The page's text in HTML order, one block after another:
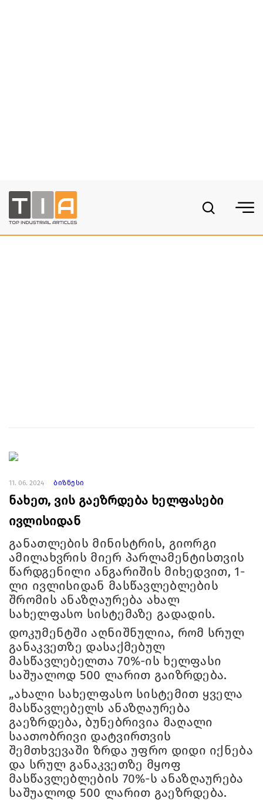
11. 06. 2024 ბიზნესი
ნახეთ, ვის გაეზრდება ხელფასები
ივლისიდან
განათლების მინისტრის, გიორგი
ამილახვრის მიერ პარლამენტისთვის
წარდგენილი ანგარიშის მიხედვით, 1-
ლი ივლისიდან მასწავლებლების
შრომის ანაზღაურება ახალ
სახელფასო სისტემაზე გადადის.
დოკუმენტში აღნიშნულია, რომ სრულ
განაკვეთზე დასაქმებულ
მასწავლებელთა 70%-ის ხელფასი
საშუალოდ 500 ლარით გაიზრდება.
„ახალი სახელფასო სისტემით ყველა
მასწავლებელს ანაზღაურება
გაეზრდება, ბუნებრივია მაღალი
საათობრივი დატვირთვის
შემთხვევაში ზრდა უფრო დიდი იქნება
და სრულ განაკვეთზე მყოფ
მასწავლებლების 70%-ს ანაზღაურება
საშუალოდ 500 ლარით გაეზრდება.